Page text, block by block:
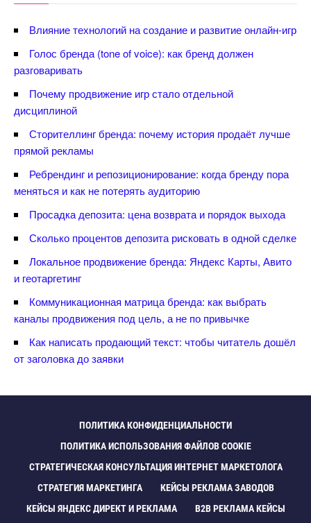
лияние технологий на создание и развитие онлайн-игр
Голос бренда (tone of voice): как бренд должен
разговаривать
Почему продвижение игр стало отдельной
дисциплиной
Сторителлинг бренда: почему история продаёт лучше
прямой рекламы
Ребрендинг и репозиционирование: когда бренду пора
меняться и как не потерять аудиторию
Просадка депозита: цена возврата и порядок выхода
Сколько процентов депозита рисковать в одной сделке
Локальное продвижение бренда: Яндекс Карты, Авито
и геотаргетин
Коммуникационная матрица бренда: как выбрать
каналы продвижения под цель, а не по привычке
Как написать продающий текст: чтобы читатель дошёл
от заголовка до заявки
ПОЛИТИКА КОНФИДЕНЦИАЛЬНОСТИ
ПОЛИТИКА ИСПОЛЬЗОВАНИЯ ФАЙЛОВ COOKIE
СТРАТЕГИЧЕСКАЯ КОНСУЛЬТАЦИЯ ИНТЕРНЕТ МАРКЕТОЛОГА
СТРАТЕГИЯ МАРКЕТИНГА
КЕЙСЫ РЕКЛАМА ЗАВОДО
КЕЙСЫ ЯНДЕКС ДИРЕКТ И РЕКЛАМА
B2B РЕКЛАМА КЕЙСЫ